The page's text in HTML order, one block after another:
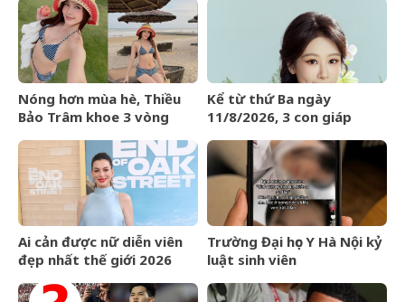
tuyển
hút khán giả Việt?
Nóng hơn mùa hè, Thiều
Bảo Trâm khoe 3 vòng
sắc vóc tuổi 32 khiến dân
mạng chú ý
Kể từ thứ Ba ngày
11/8/2026, 3 con giáp
doanh vượng phát, thu
hái bộn tiền
Ai cản được nữ diễn viên
đẹp nhất thế giới 2026
Trường Đại học Y Hà Nội kỷ
luật sinh viên
sẽ lấy trật ven bệnh nhân